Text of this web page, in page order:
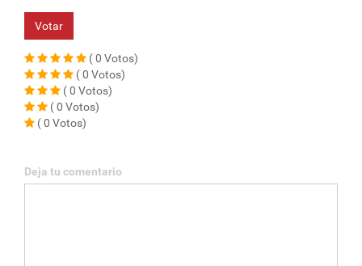
Votar
( 0 Votos)
( 0 Votos)
( 0 Votos)
( 0 Votos)
( 0 Votos)
Deja tu comentario